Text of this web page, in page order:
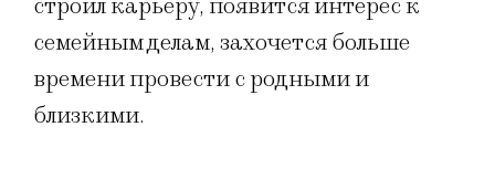
строил карьеру, появится интерес к
семейным делам, захочется больше
времени провести с родными и
близкими.